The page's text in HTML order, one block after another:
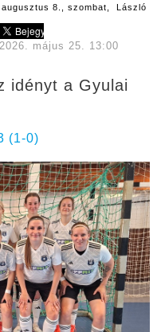
augusztus 8., szombat, László
május 25. 13:00
idényt a Gyulai
(1-0)